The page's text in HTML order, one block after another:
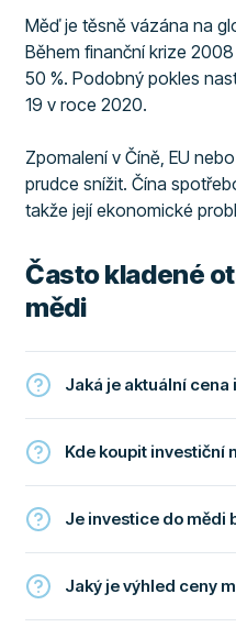
Měď je těsně vázána na
Během finanční krize
50 %. Podobný pokles
19 v roce 2020.
Zpomalení v Číně, EU
prudce snížit. Čína
takže její ekonomické
Často kladené
mědi
Jaká je aktuální cena
Kde koupit investiční
Je investice do mědi
Jaký je výhled ceny